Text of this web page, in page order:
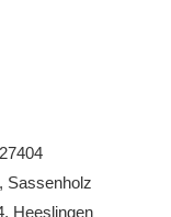
Sassenholz
Heeslingen